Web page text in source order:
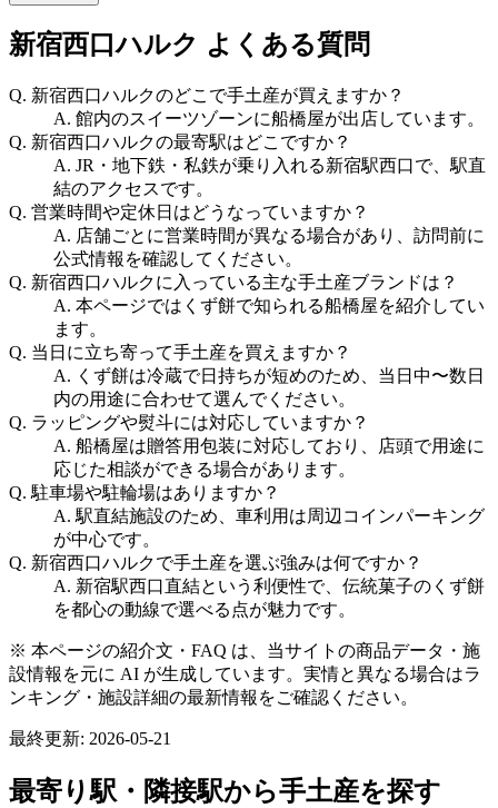
新宿西口ハルク よくある質問
Q. 新宿西口ハルクのどこで手土産が買えますか？
A. 館内のスイーツゾーンに船橋屋が出店しています。
Q. 新宿西口ハルクの最寄駅はどこですか？
A. JR・地下鉄・私鉄が乗り入れる新宿駅西口で、駅直
結のアクセスです。
Q. 営業時間や定休日はどうなっていますか？
A. 店舗ごとに営業時間が異なる場合があり、訪問前に
公式情報を確認してください。
Q. 新宿西口ハルクに入っている主な手土産ブランドは？
A. 本ページではくず餅で知られる船橋屋を紹介してい
ます。
Q. 当日に立ち寄って手土産を買えますか？
A. くず餅は冷蔵で日持ちが短めのため、当日中〜数日
内の用途に合わせて選んでください。
Q. ラッピングや熨斗には対応していますか？
A. 船橋屋は贈答用包装に対応しており、店頭で用途に
応じた相談ができる場合があります。
Q. 駐車場や駐輪場はありますか？
A. 駅直結施設のため、車利用は周辺コインパーキング
が中心です。
Q. 新宿西口ハルクで手土産を選ぶ強みは何ですか？
A. 新宿駅西口直結という利便性で、伝統菓子のくず餅
を都心の動線で選べる点が魅力です。
※ 本ページの紹介文・FAQ は、当サイトの商品データ・施
設情報を元に AI が生成しています。実情と異なる場合はラ
ンキング・施設詳細の最新情報をご確認ください。
最終更新: 2026-05-21
最寄り駅・隣接駅から手土産を探す